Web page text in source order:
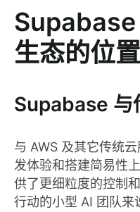
Supabase
生态的位置
Supabase 与
与 AWS 及其它传统
发体验和搭建简易性
供了更细粒度的控制
行动的小型 AI 团队来